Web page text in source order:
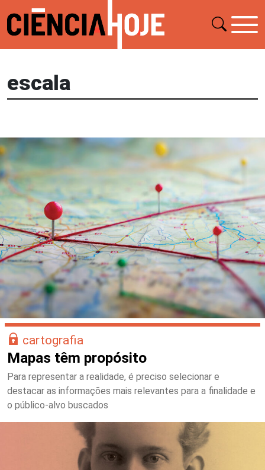
escala
cartografia
Mapas têm propósito
Para representar a realidade, é preciso selecionar e
destacar as informações mais relevantes para a finalidade e
o público-alvo buscados